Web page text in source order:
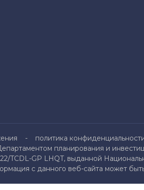
политика
планирования и
TCDL-GP LHQT, выданной
с данного веб-сайта может